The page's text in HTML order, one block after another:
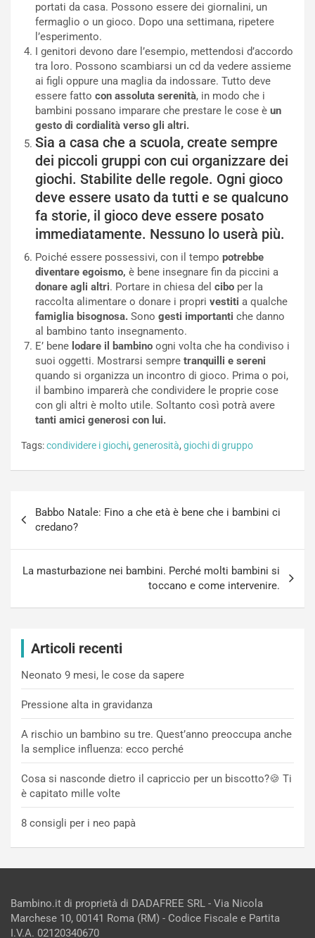
portati da casa. Possono essere dei giornalini, un
fermaglio o un gioco. Dopo una settimana, ripetere
l’esperimento.
I genitori devono dare l’esempio, mettendosi d’accordo
tra loro. Possono scambiarsi un cd da vedere assieme
ai figli oppure una maglia da indossare. Tutto deve
essere fatto con assoluta serenità, in modo che i
bambini possano imparare che prestare le cose è un
gesto di cordialità verso gli altri.
Sia a casa che a scuola, create sempre
dei piccoli gruppi con cui organizzare dei
giochi. Stabilite delle regole. Ogni gioco
deve essere usato da tutti e se qualcuno
fa storie, il gioco deve essere posato
immediatamente. Nessuno lo userà più.
Poiché essere possessivi, con il tempo potrebbe
diventare egoismo, è bene insegnare fin da piccini a
donare agli altri. Portare in chiesa del cibo per la
raccolta alimentare o donare i propri vestiti a qualche
famiglia bisognosa. Sono gesti importanti che danno
al bambino tanto insegnamento.
E’ bene lodare il bambino ogni volta che ha condiviso i
suoi oggetti. Mostrarsi sempre tranquilli e sereni
quando si organizza un incontro di gioco. Prima o poi,
il bambino imparerà che condividere le proprie cose
con gli altri è molto utile. Soltanto così potrà avere
tanti amici generosi con lui.
Tags:condividere i giochi, generosità, giochi di gruppo
articoli
Babbo Natale: Fino a che età è bene che i bambini ci
credano?
La masturbazione nei bambini. Perché molti bambini si
toccano e come intervenire.
Articoli recenti
Neonato 9 mesi, le cose da sapere
Pressione alta in gravidanza
A rischio un bambino su tre. Quest’anno preoccupa anche
la semplice influenza: ecco perché
Cosa si nasconde dietro il capriccio per un biscotto?🍪 Ti
è capitato mille volte
8 consigli per i neo papà
Bambino.it di proprietà di DADAFREE SRL - Via Nicola
Marchese 10, 00141 Roma (RM) - Codice Fiscale e Partita
I.V.A. 02120340670